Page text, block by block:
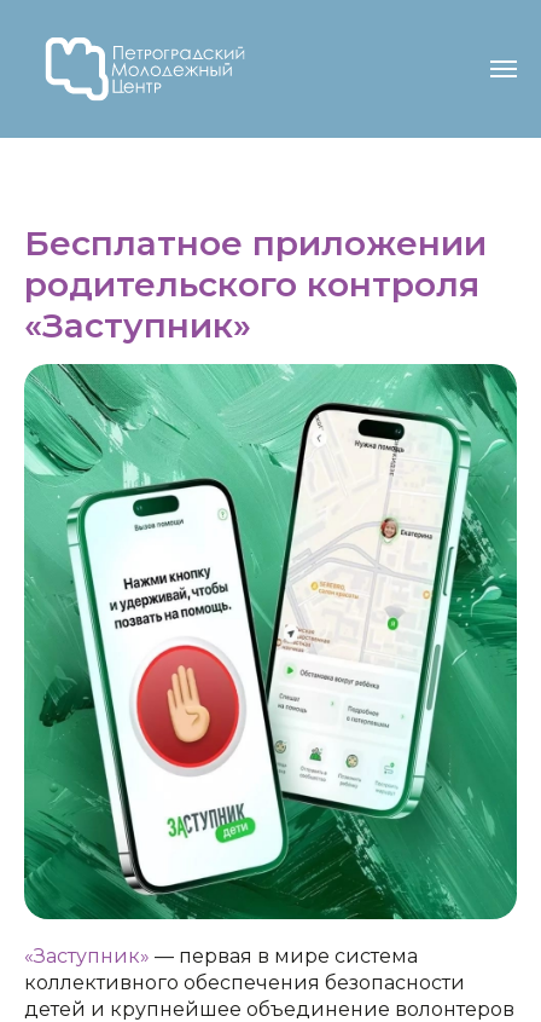
Бесплатное приложении
родительского контроля
«Заступник»
«Заступник» — первая в мире система
коллективного обеспечения безопасности
детей и крупнейшее объединение волонтеров